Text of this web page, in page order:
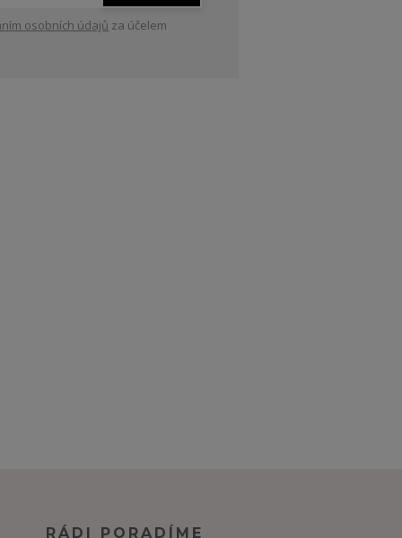
osobních údajů za účelem
RÁDI PORADÍME